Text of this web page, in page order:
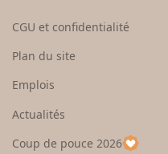
e
u
CGU et confidentialité
Plan du site
Emplois
Actualités
Coup de pouce 2026